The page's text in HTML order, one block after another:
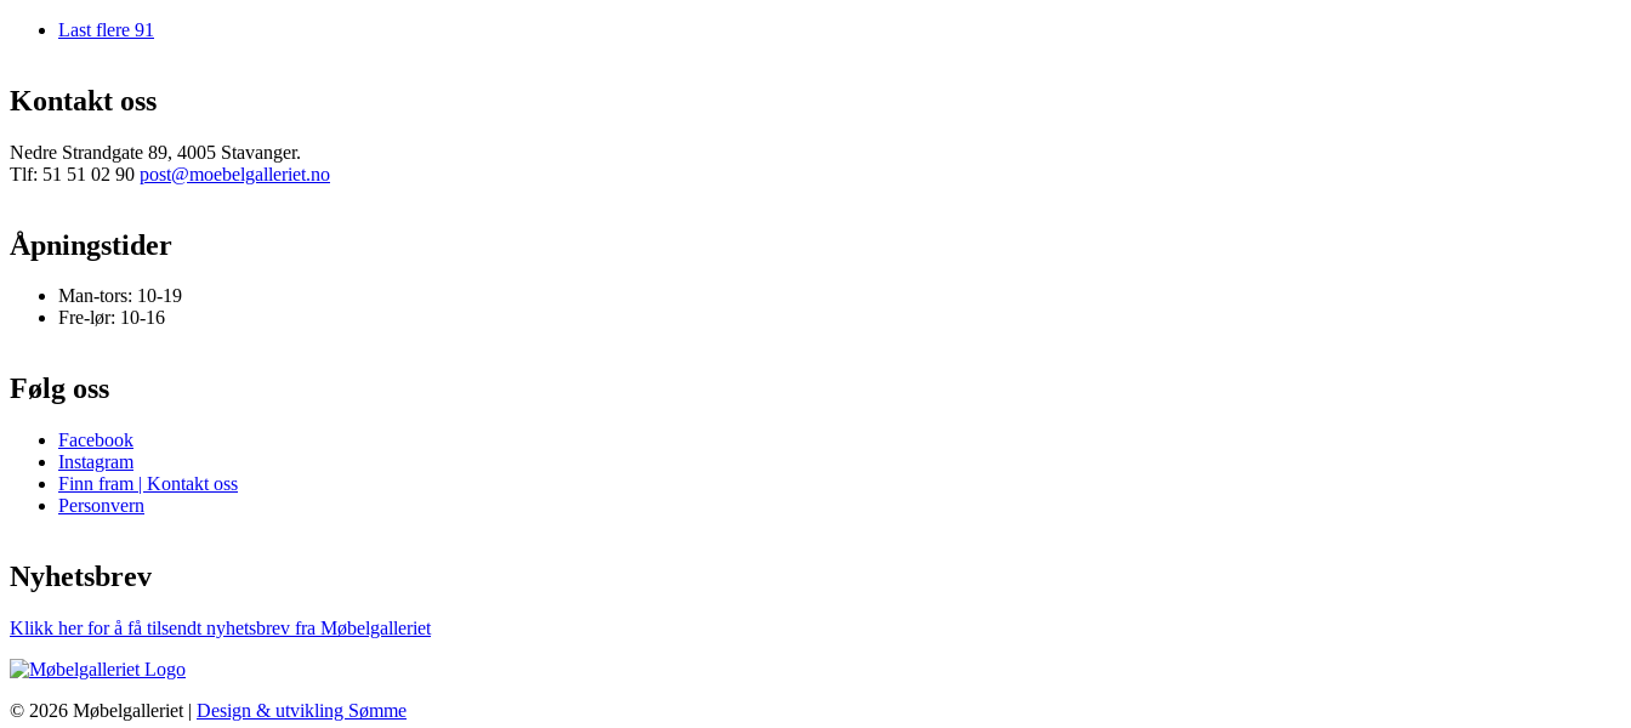
Last flere 91
Kontakt oss
Nedre Strandgate 89, 4005 Stavanger.
Tlf: 51 51 02 90 post@moebelgalleriet.no
Åpningstider
Man-tors: 10-19
Fre-lør: 10-16
Følg oss
Facebook
Instagram
Finn fram | Kontakt oss
Personvern
Nyhetsbrev
Klikk her for å få tilsendt nyhetsbrev fra Møbelgalleriet
© 2026 Møbelgalleriet | Design & utvikling Sømme